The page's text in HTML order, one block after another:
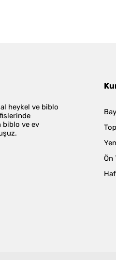
heykel ve biblo
biblo ve ev
Ön